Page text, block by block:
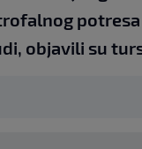
potresa
objavili su